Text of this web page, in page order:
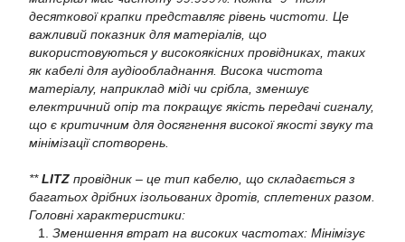
десяткової крапки представляє рівень чистоти. Це
важливий показник для матеріалів, що
використовуються у високоякісних провідниках, таких
як кабелі для аудіообладнання. Висока чистота
матеріалу, наприклад міді чи срібла, зменшує
електричний опір та покращує якість передачі сигналу,
що є критичним для досягнення високої якості звуку та
мінімізації спотворень.
**LITZ провідник – це тип кабелю, що складається з
багатьох дрібних ізольованих дротів, сплетених разом.
Головні характеристики:
Зменшення втрат на високих частотах: Мінімізує